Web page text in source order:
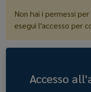
Non hai i permessi
esegui l'accesso per
Accesso